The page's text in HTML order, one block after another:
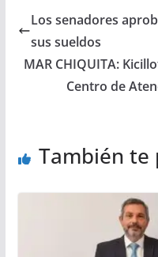
Los senadores
sus sueldos
MAR CHIQUITA:
Centro de
También te